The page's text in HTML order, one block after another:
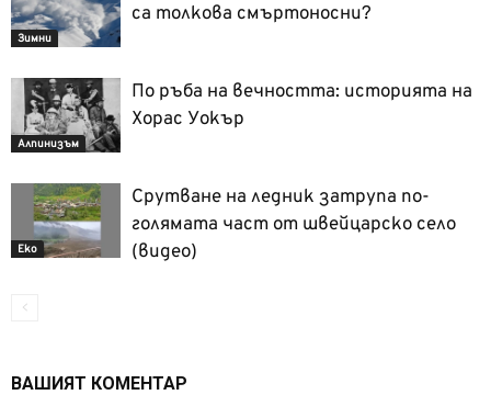
Зимни
са толкова смъртоносни?
Алпинизъм
По ръба на вечността: историята на
Хорас Уокър
Еко
Срутване на ледник затрупа по-
голямата част от швейцарско село
(видео)
ВАШИЯТ КОМЕНТАР